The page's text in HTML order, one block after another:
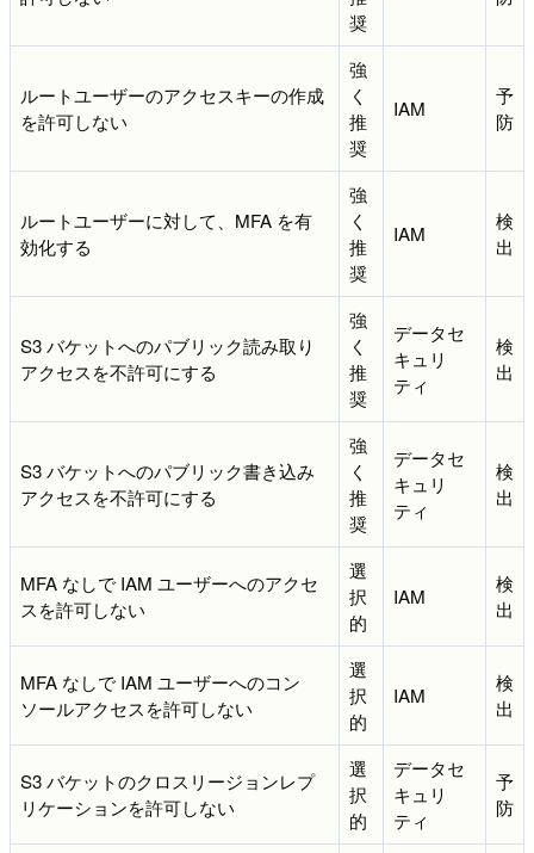
奨
ルートユーザーのアクセスキーの作成
を許可しない
強
く
推
奨
IAM
予
防
ルートユーザーに対して、MFA を有
効化する
強
く
推
奨
IAM
検
出
S3 バケットへのパブリック読み取り
アクセスを不許可にする
強
く
推
奨
データセ
キュリ
ティ
検
出
S3 バケットへのパブリック書き込み
アクセスを不許可にする
強
く
推
奨
データセ
キュリ
ティ
検
出
MFA なしで IAM ユーザーへのアクセ
スを許可しない
選
択
的
IAM
検
出
MFA なしで IAM ユーザーへのコン
ソールアクセスを許可しない
選
択
的
IAM
検
出
S3 バケットのクロスリージョンレプ
リケーションを許可しない
選
択
的
データセ
キュリ
ティ
予
防